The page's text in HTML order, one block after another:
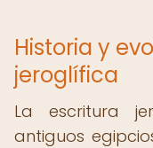
Historia y
jeroglífica
La escritura
antiguos